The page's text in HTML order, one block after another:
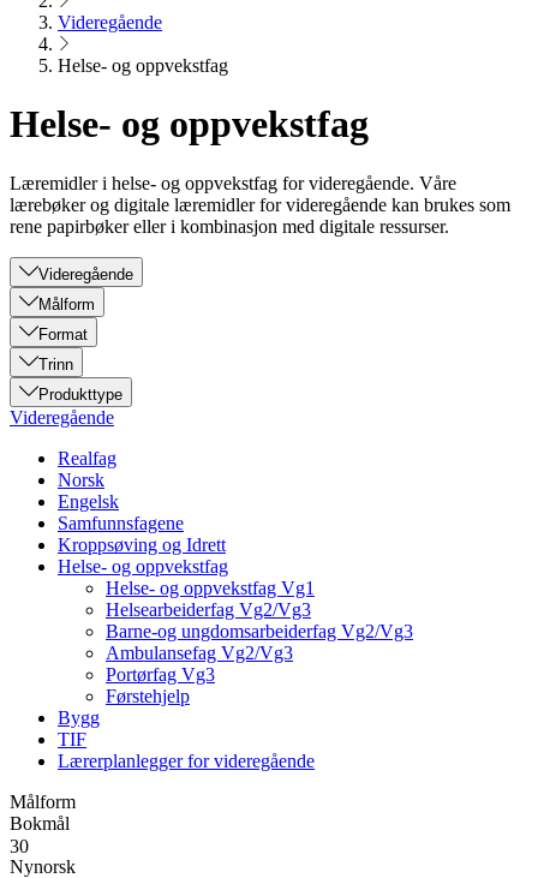
Videregående
Helse- og oppvekstfag
Helse- og oppvekstfag
Læremidler i helse- og oppvekstfag for videregående. Våre
lærebøker og digitale læremidler for videregående kan brukes som
rene papirbøker eller i kombinasjon med digitale ressurser.
Videregående
Målform
Format
Trinn
Produkttype
Videregående
Realfag
Norsk
Engelsk
Samfunnsfagene
Kroppsøving og Idrett
Helse- og oppvekstfag
Helse- og oppvekstfag Vg1
Helsearbeiderfag Vg2/Vg3
Barne-og ungdomsarbeiderfag Vg2/Vg3
Ambulansefag Vg2/Vg3
Portørfag Vg3
Førstehjelp
Bygg
TIF
Lærerplanlegger for videregående
Målform
Bokmål
30
Nynorsk